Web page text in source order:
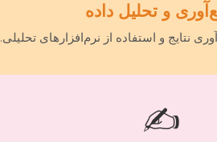
و تحلیل داده
نتایج و استفاده از نرم‌افزارهای تحلیلی.
✍️